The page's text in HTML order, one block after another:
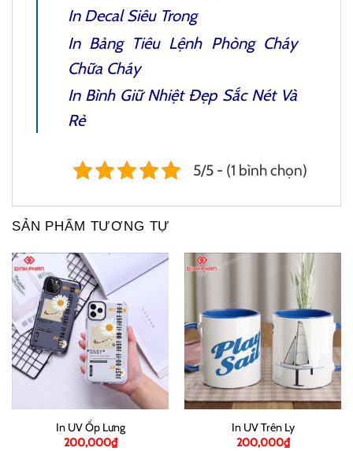
In Decal Siêu Trong
In Bảng Tiêu Lệnh Phòng Cháy
Chữa Cháy
In Bình Giữ NhiệtĐẹp Sắc Nét Và
Rẻ
5/5 - (1 bình chọn)
SẢN PHẨM TƯƠNG TỰ
In UV Ốp Lưng
200,000₫
In UV Trên Ly
200,000₫